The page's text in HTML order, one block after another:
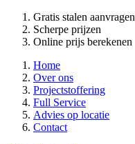
Gratis stalen aanvragen
Scherpe prijzen
Online prijs berekenen
Home
Over ons
Projectstoffering
Full Service
Advies op locatie
Contact